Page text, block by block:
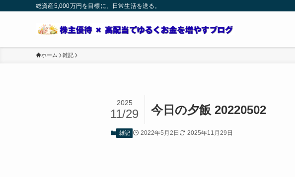
総資産5,000万円を目標に、日常生活を送る。
ホーム 雑記
今日の夕飯 20220502
2025
11/29
雑記 2022年5月2日 2025年11月29日